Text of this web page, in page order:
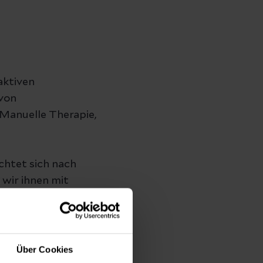
Über Cookies
Therapie,
sich nach
wir ihnen mit
die